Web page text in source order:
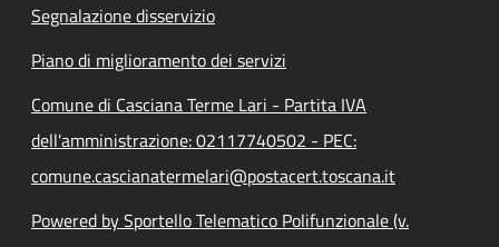
Segnalazione disservizio
Piano di miglioramento dei servizi
Comune di Casciana Terme Lari - Partita IVA
dell'amministrazione: 02117740502 - PEC:
comune.cascianatermelari@postacert.toscana.it
Powered by Sportello Telematico Polifunzionale (v.